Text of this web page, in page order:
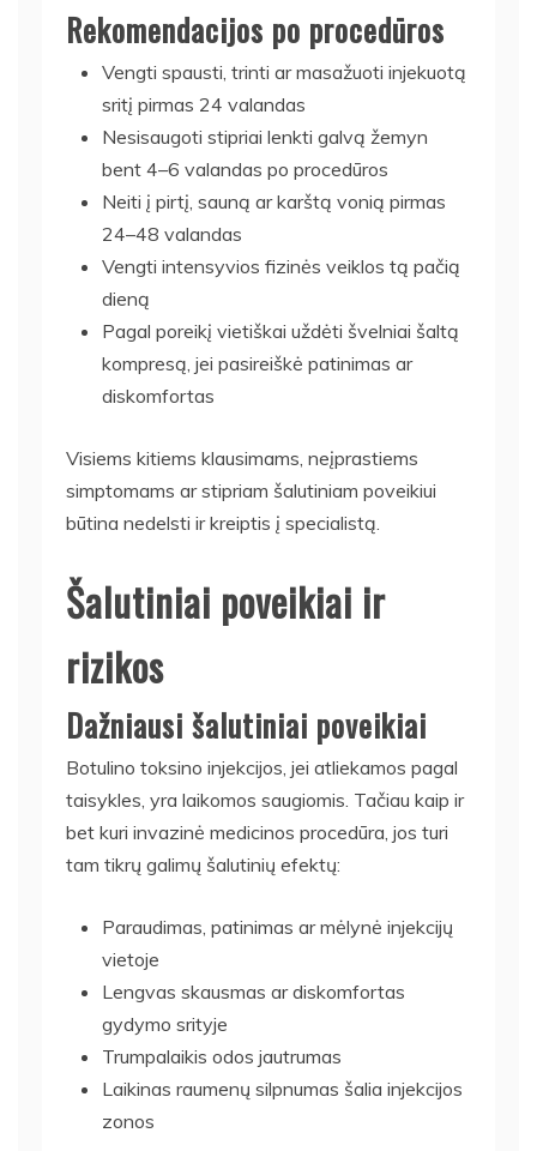
Rekomendacijos po procedūros
Vengti spausti, trinti ar masažuoti injekuotą
sritį pirmas 24 valandas
Nesisaugoti stipriai lenkti galvą žemyn
bent 4–6 valandas po procedūros
Neiti į pirtį, sauną ar karštą vonią pirmas
24–48 valandas
Vengti intensyvios fizinės veiklos tą pačią
dieną
Pagal poreikį vietiškai uždėti švelniai šaltą
kompresą, jei pasireiškė patinimas ar
diskomfortas
Visiems kitiems klausimams, neįprastiems
simptomams ar stipriam šalutiniam poveikiui
būtina nedelsti ir kreiptis į specialistą.
Šalutiniai poveikiai ir
rizikos
Dažniausi šalutiniai poveikiai
Botulino toksino injekcijos, jei atliekamos pagal
taisykles, yra laikomos saugiomis. Tačiau kaip ir
bet kuri invazinė medicinos procedūra, jos turi
tam tikrų galimų šalutinių efektų:
Paraudimas, patinimas ar mėlynė injekcijų
vietoje
Lengvas skausmas ar diskomfortas
gydymo srityje
Trumpalaikis odos jautrumas
Laikinas raumenų silpnumas šalia injekcijos
zonos